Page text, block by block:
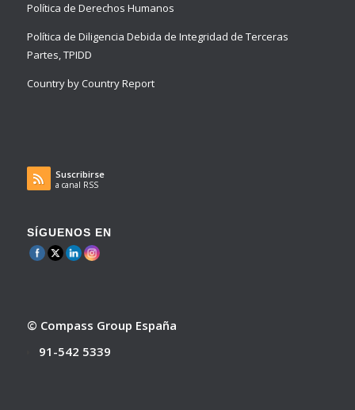
Política de Derechos Humanos
Política de Diligencia Debida de Integridad de Terceras
Partes, TPIDD
Country by Country Report
Suscribirse
a canal RSS
SÍGUENOS EN
© Compass Group España
91-542 5339